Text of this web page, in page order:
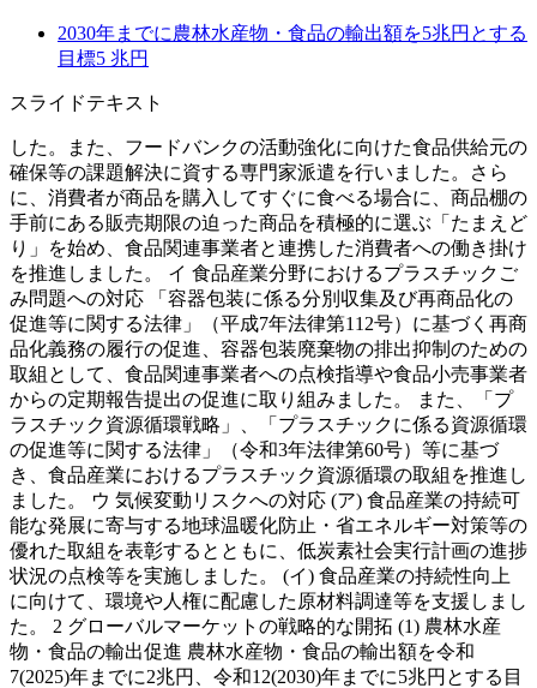
2030年までに農林水産物・食品の輸出額を5兆円とする
目標5 兆円
スライドテキスト
した。また、フードバンクの活動強化に向けた食品供給元の
確保等の課題解決に資する専門家派遣を行いました。さら
に、消費者が商品を購入してすぐに食べる場合に、商品棚の
手前にある販売期限の迫った商品を積極的に選ぶ「たまえど
り」を始め、食品関連事業者と連携した消費者への働き掛け
を推進しました。 イ 食品産業分野におけるプラスチックご
み問題への対応 「容器包装に係る分別収集及び再商品化の
促進等に関する法律」（平成7年法律第112号）に基づく再商
品化義務の履行の促進、容器包装廃棄物の排出抑制のための
取組として、食品関連事業者への点検指導や食品小売事業者
からの定期報告提出の促進に取り組みました。 また、「プ
ラスチック資源循環戦略」、「プラスチックに係る資源循環
の促進等に関する法律」（令和3年法律第60号）等に基づ
き、食品産業におけるプラスチック資源循環の取組を推進し
ました。 ウ 気候変動リスクへの対応 (ア) 食品産業の持続可
能な発展に寄与する地球温暖化防止・省エネルギー対策等の
優れた取組を表彰するとともに、低炭素社会実行計画の進捗
状況の点検等を実施しました。 (イ) 食品産業の持続性向上
に向けて、環境や人権に配慮した原材料調達等を支援しまし
た。 2 グローバルマーケットの戦略的な開拓 (1) 農林水産
物・食品の輸出促進 農林水産物・食品の輸出額を令和
7(2025)年までに2兆円、令和12(2030)年までに5兆円とする目